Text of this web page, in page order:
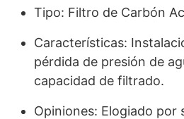
Tipo: Filtro de Carbón
Características:
pérdida de presión de
capacidad de filtrado.
Opiniones: Elogiado por